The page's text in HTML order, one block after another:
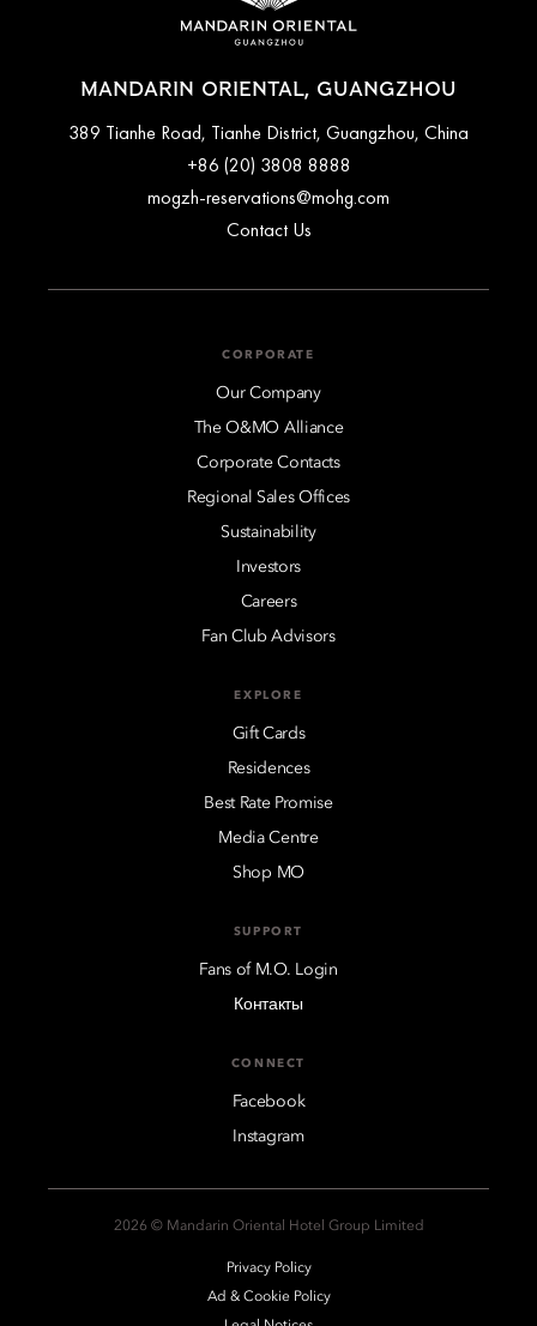
MANDARIN ORIENTAL, GUANGZHOU
389 Tianhe Road, Tianhe District, Guangzhou, China
+86 (20) 3808 8888
mogzh-reservations@mohg.com
Contact Us
CORPORATE
Our Company
The O&MO Alliance
Corporate Contacts
Regional Sales Offices
Sustainability
Investors
Careers
Fan Club Advisors
EXPLORE
Gift Cards
Residences
Best Rate Promise
Media Centre
Shop MO
SUPPORT
Fans of M.O. Login
Контакты
CONNECT
Facebook
Instagram
2026 © Mandarin Oriental Hotel Group Limited
Privacy Policy
Ad & Cookie Policy